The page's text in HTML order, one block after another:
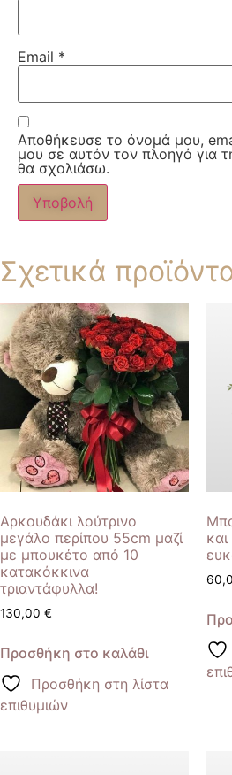
Email *
Αποθήκευσε το όνομά μου,
μου σε αυτόν τον πλοηγό για
θα σχολιάσω.
Σχετικά
Αρκουδάκι λούτρινο
μεγάλο περίπου 55cm μαζί
με μπουκέτο από 10
κατακόκκινα
τριαντάφυλλα!
130,00 €
Προσθήκη στο καλάθι
Προσθήκη στη λίστα
επιθυμιών